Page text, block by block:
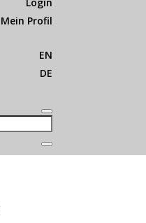
Mein Profil
EN
DE